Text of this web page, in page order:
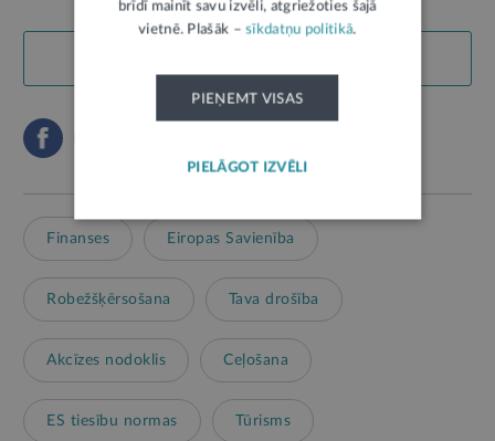
Finanses Eiropas Savienība
Robežšķērsošana Tava drošība
Akcīzes nodoklis Ceļošana
ES tiesību normas Tūrisms
brīdī mainīt savu izvēli, atgriežoties šajā
vietnē. Plašāk –sīkdatņu politikā.
PIEŅEMT VISAS
PIELĀGOT IZVĒLI